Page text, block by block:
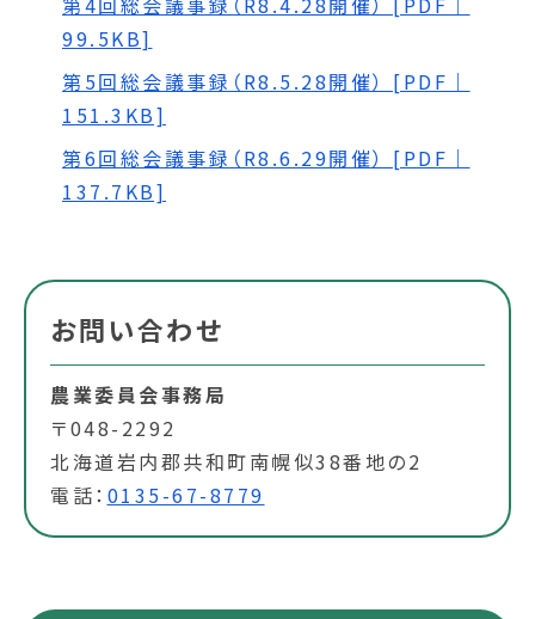
99.5KB]
第5回総会議事録（R8.5.28開催） [PDF｜
151.3KB]
第6回総会議事録（R8.6.29開催） [PDF｜
137.7KB]
お問い合わせ
農業委員会事務局
〒048-2292
北海道岩内郡共和町南幌似38番地の2
電話： 0135-67-8779